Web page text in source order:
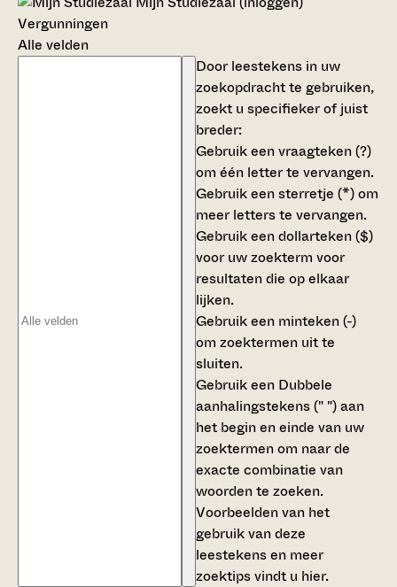
Vergunningen
Alle velden
Door leestekens in uw
zoekopdracht te gebruiken,
zoekt u specifieker of juist
breder:
Gebruik eenvraagteken (?)
om één letter te vervangen.
Gebruik eensterretje (*)om
meer letters te vervangen.
Gebruik eendollarteken ($)
voor uw zoekterm voor
resultaten die op elkaar
lijken.
Gebruik een minteken (-)
om zoektermen uit te
sluiten.
Gebruik een Dubbele
aanhalingstekens (" ")aan
het begin en einde van uw
zoektermen om naar de
exacte combinatie van
woorden te zoeken.
Voorbeelden van het
gebruik van deze
leestekens en meer
zoektips vindt u hier.